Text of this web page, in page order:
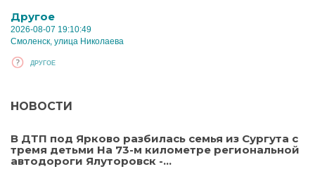
Другое
2026-08-07 19:10:49
Смоленск, улица Николаева
ДРУГОЕ
НОВОСТИ
В ДТП под Ярково разбилась семья из Сургута с
тремя детьми На 73-м километре региональной
автодороги Ялуторовск -...